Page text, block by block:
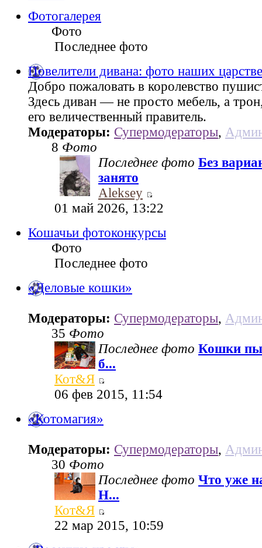
Фотогалерея
Фото
Последнее фото
Повелители дивана: фото наших
Добро пожаловать в королевство
Здесь диван — не просто мебель, а
его величественный правитель.
Модераторы: Супермодераторы,
8 Фото
Последнее фото Без
занято
Aleksey
01 май 2026, 13:22
Кошачьи фотоконкурсы
Фото
Последнее фото
«Деловые кошки»
Модераторы: Супермодераторы,
35 Фото
Последнее фото Кошки
б...
Кот&Я
06 фев 2015, 11:54
«Котомагия»
Модераторы: Супермодераторы,
30 Фото
Последнее фото Что уже
Н...
Кот&Я
22 мар 2015, 10:59